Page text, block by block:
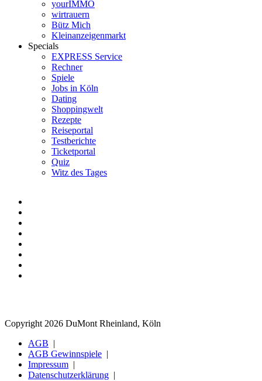
yourIMMO
wirtrauern
Bütz Mich
Kleinanzeigenmarkt
Specials
EXPRESS Service
Rechner
Spiele
Jobs in Köln
Dating
Shoppingwelt
Rezepte
Reiseportal
Testberichte
Ticketportal
Quiz
Witz des Tages
Copyright 2026 DuMont Rheinland, Köln
AGB
AGB Gewinnspiele
Impressum
Datenschutzerklärung